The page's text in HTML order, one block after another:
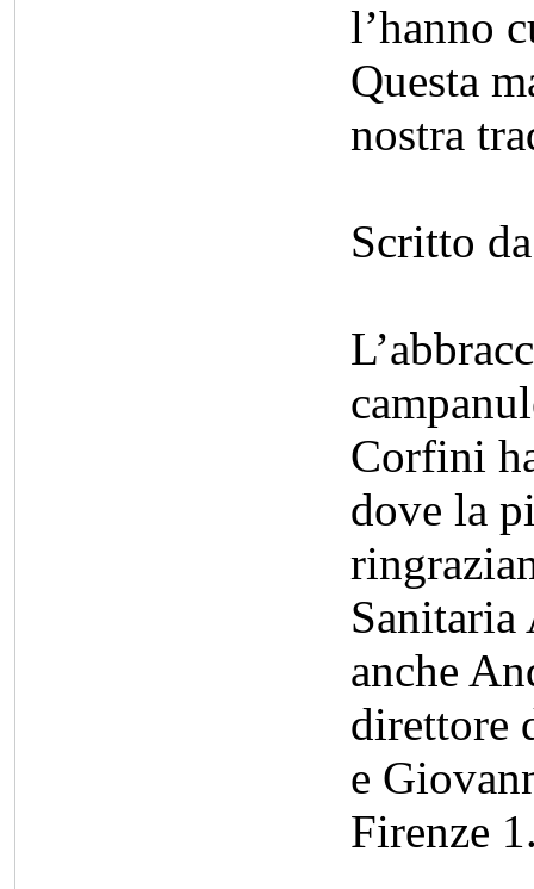
l’hanno
Questa
nostra
Scritto
Corfini
dove la
Sanitaria
anche
direttore
e
Firenze